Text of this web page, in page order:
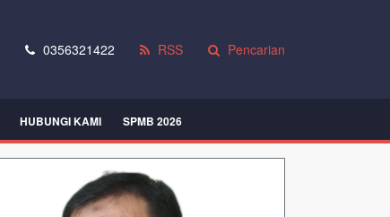
0356321422 RSS Pencarian
HUBUNGI KAMI SPMB 2026